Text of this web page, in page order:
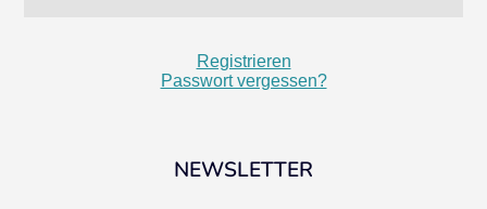
Registrieren
Passwort vergessen?
NEWSLETTER